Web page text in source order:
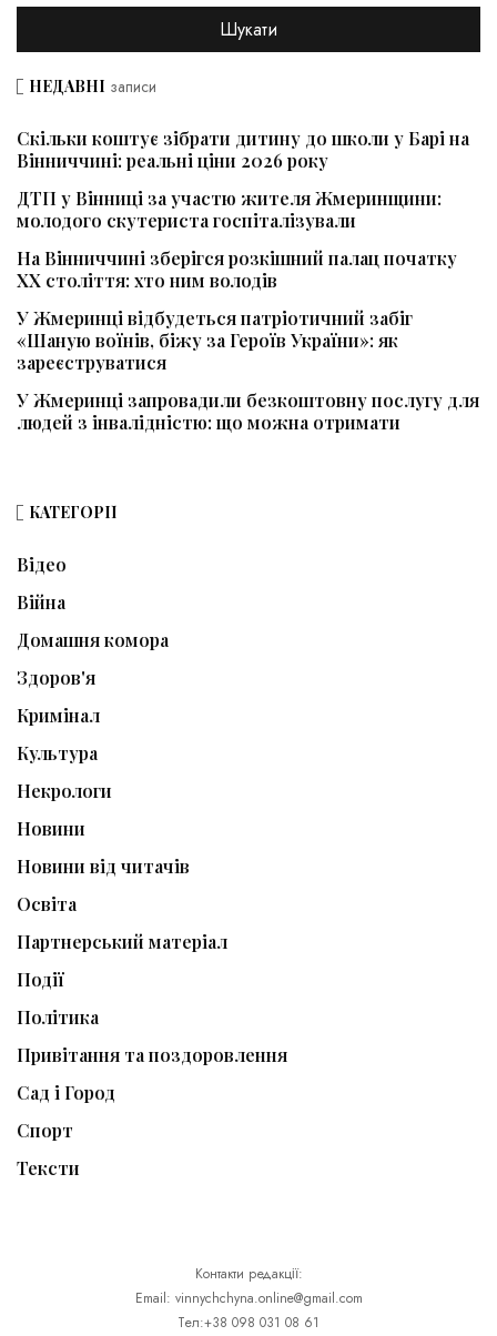
НЕДАВНІ записи
Скільки коштує зібрати дитину до школи у Барі на
Вінниччині: реальні ціни 2026 року
ДТП у Вінниці за участю жителя Жмеринщини:
молодого скутериста госпіталізували
На Вінниччині зберігся розкішний палац початку
ХХ століття: хто ним володів
У Жмеринці відбудеться патріотичний забіг
«Шаную воїнів, біжу за Героїв України»: як
зареєструватися
У Жмеринці запровадили безкоштовну послугу для
людей з інвалідністю: що можна отримати
КАТЕГОРІЇ
Відео
Війна
Домашня комора
Здоров'я
Кримінал
Культура
Некрологи
Новини
Новини від читачів
Освіта
Партнерський матеріал
Події
Політика
Привітання та поздоровлення
Сад і Город
Спорт
Тексти
Контакти редакції:
Email: vinnychchyna.online@gmail.com
Тел:+38 098 031 08 61